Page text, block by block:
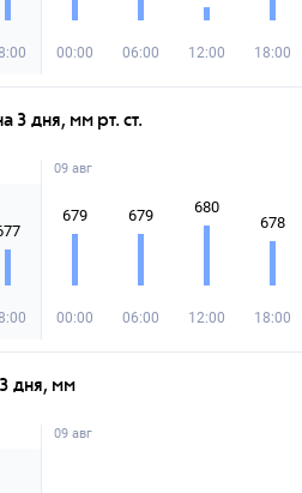
00:00 06:00 12:00 18:00
3 дня, мм рт. ст.
09 авг
679
00:00
679
06:00
680
12:00
678
18:00
дня, мм
09 авг